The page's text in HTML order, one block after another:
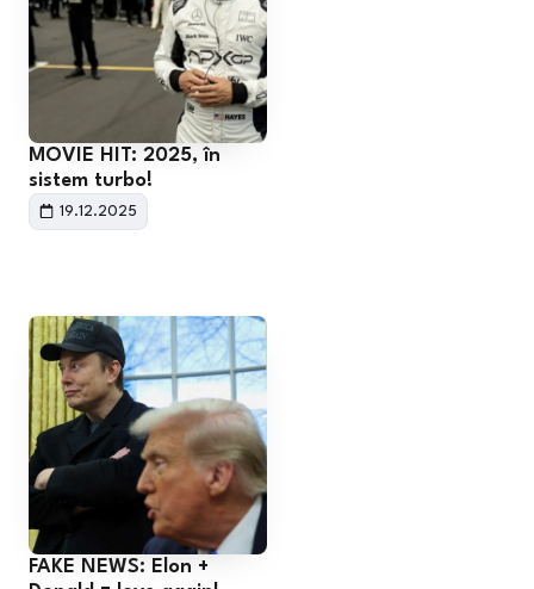
MOVIE HIT: 2025, în
sistem turbo!
19.12.2025
FAKE NEWS: Elon +